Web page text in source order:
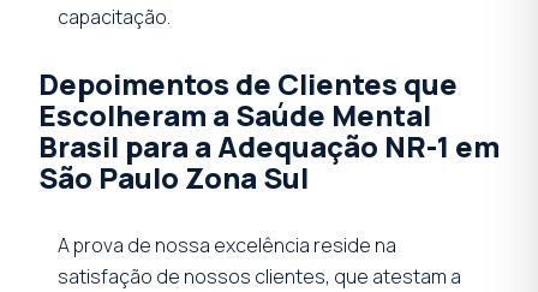
capacitação.
Depoimentos de Clientes que
Escolheram a Saúde Mental
Brasil para a Adequação NR-1 em
São Paulo Zona Sul
A prova de nossa excelência reside na
satisfação de nossos clientes, que atestam a